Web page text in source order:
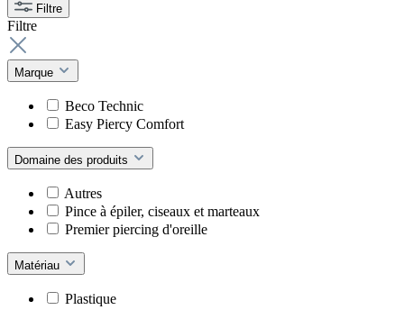
Filtre
Filtre
Marque
Beco Technic
Easy Piercy Comfort
Domaine des produits
Autres
Pince à épiler, ciseaux et marteaux
Premier piercing d'oreille
Matériau
Plastique